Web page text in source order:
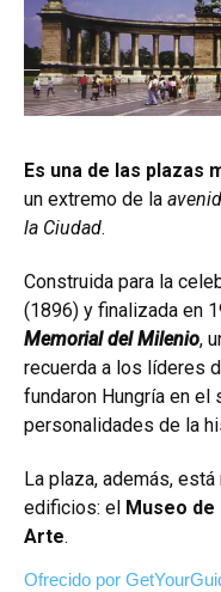
Es una de las plazas
un extremo de la
la Ciudad.
Construida para la
(1896) y finalizada en
Memorial del Milenio,
recuerda a los líderes
fundaron Hungría en el
personalidades de la
La plaza, además,
edificios: el Museo
Arte.
Ofrecido por